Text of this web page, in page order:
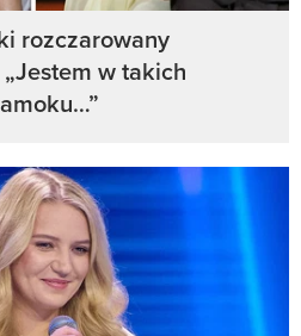
rozczarowany
w takich